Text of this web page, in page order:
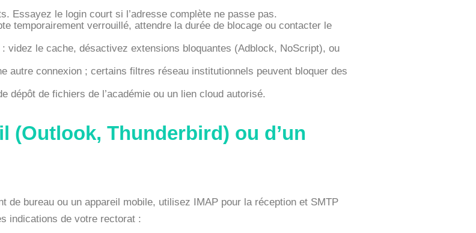
Essayez le login court si l’adresse complète ne passe pas.
temporairement verrouillé, attendre la durée de blocage ou contacter le
videz le cache, désactivez extensions bloquantes (Adblock, NoScript), ou
autre connexion ; certains filtres réseau institutionnels peuvent bloquer des
de fichiers de l’académie ou un lien cloud autorisé.
(Outlook, Thunderbird) ou d’un
de bureau ou un appareil mobile, utilisez IMAP pour la réception et SMTP
indications de votre rectorat :